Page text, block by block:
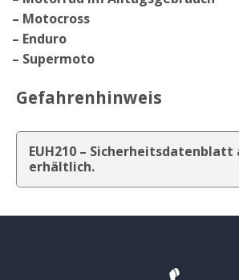
– Motocross
– Enduro
– Supermoto
Gefahrenhinweis
EUH210 –
erhältlich.